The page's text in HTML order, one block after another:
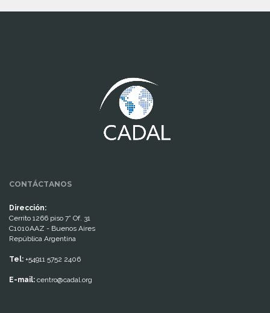
CONTÁCTANOS
Dirección:
Cerrito 1266 piso 7° Of. 31
C1010AAZ - Buenos Aires
República Argentina
Tel: +54911 5752 2406
E-mail: centro@cadal.org